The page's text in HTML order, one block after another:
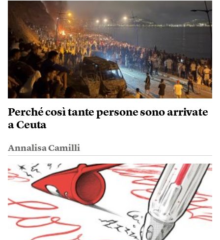
Perché così tante persone sono arrivate
a Ceuta
Annalisa Camilli